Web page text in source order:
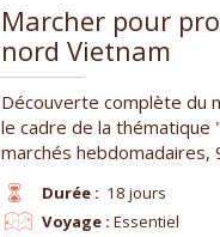
Marcher pour
nord Vietnam
Découverte complète du
le cadre de la thématique
marchés hebdomadaires,
Durée : 18 jours
Voyage : Essentiel